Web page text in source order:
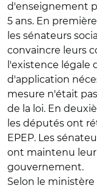
d'enseignement
5 ans. En
les sénateurs
convaincre leurs
l'existence légale
d'application
mesure n'était
de la loi. En
les députés ont
EPEP. Les
ont maintenu
gouvernement.
Selon le